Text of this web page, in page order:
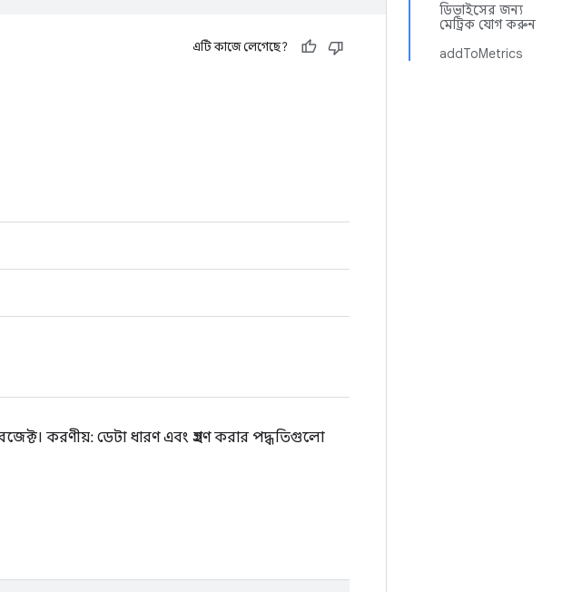
ডিভাইসের জন্য
মেট্রিক যোগ করুন
addToMetrics
এটি কাজে লেগেছে?
করণীয়: ডেটা ধারণ এবং গ্রহণ করার পদ্ধতিগুলো